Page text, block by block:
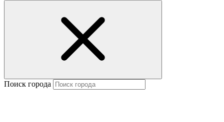
Поиск города